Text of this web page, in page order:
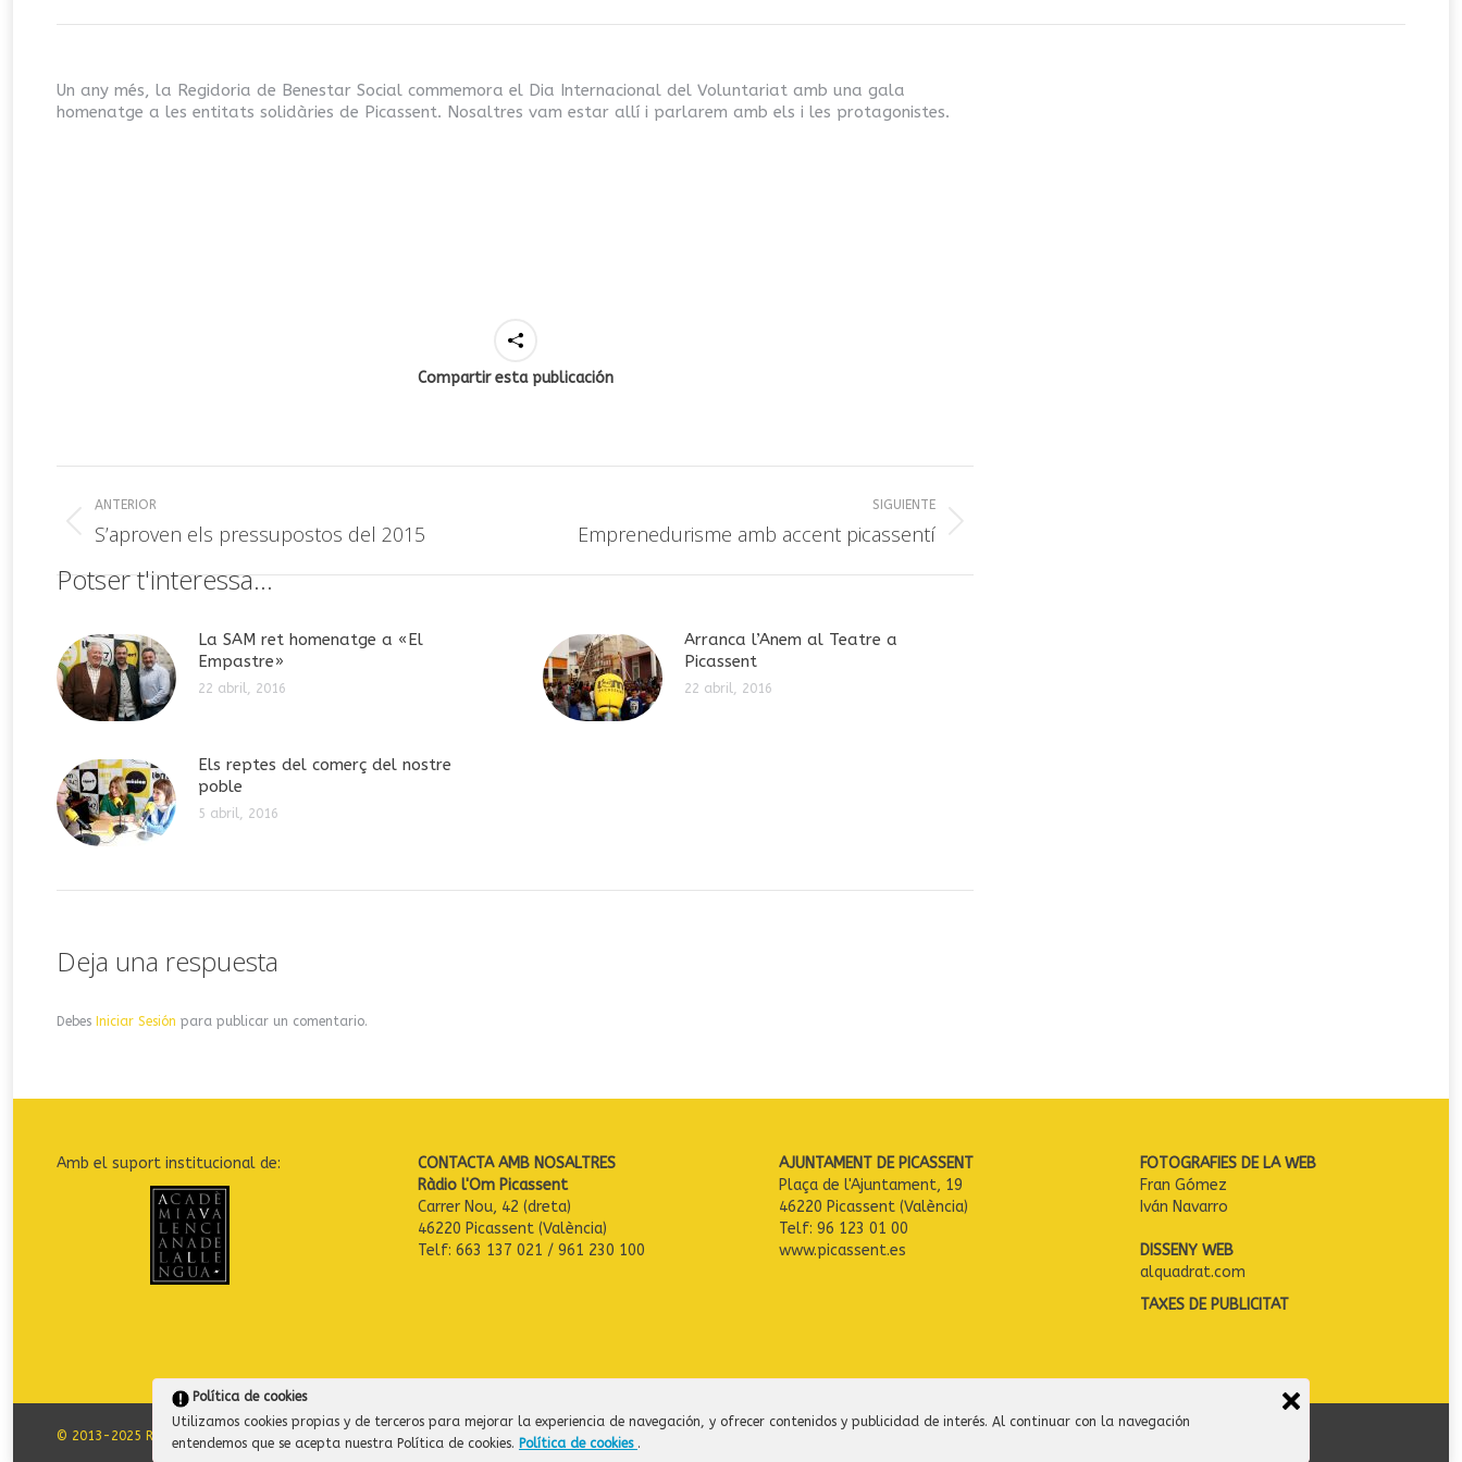
Un any més, la Regidoria de Benestar Social commemora el Dia Internacional del Voluntariat amb una gala
homenatge a les entitats solidàries de Picassent. Nosaltres vam estar allí i parlarem amb els i les protagonistes.
Compartir esta publicación
Navegación
entre
publicaciones
ANTERIOR
Publicación
anterior:
S’aproven els pressupostos del 2015
SIGUIENTE
Publicación
siguiente:
Emprenedurisme amb accent picassentí
Potser t'interessa...
La SAM ret homenatge a «El
Empastre»
22 abril, 2016
Arranca l’Anem al Teatre a
Picassent
22 abril, 2016
Els reptes del comerç del nostre
poble
5 abril, 2016
Deja una respuesta
Debes Iniciar Sesión para publicar un comentario.
Amb el suport institucional de:
CONTACTA AMB NOSALTRES
Ràdio l'Om Picassent
Carrer Nou, 42 (dreta)
46220 Picassent (València)
Telf: 663 137 021 / 961 230 100
AJUNTAMENT DE PICASSENT
Plaça de l'Ajuntament, 19
46220 Picassent (València)
Telf: 96 123 01 00
www.picassent.es
FOTOGRAFIES DE LA WEB
Fran Gómez
Iván Navarro
DISSENY WEB
alquadrat.com
TAXES DE PUBLICITAT
© 2013-2025 Ràdio l'Om / AJUNTAMENT DE PICASSENT
Política de cookies
Utilizamos cookies propias y de terceros para mejorar la experiencia de navegación, y ofrecer contenidos y publicidad de interés. Al continuar con la navegación
entendemos que se acepta nuestra Política de cookies. Política de cookies .